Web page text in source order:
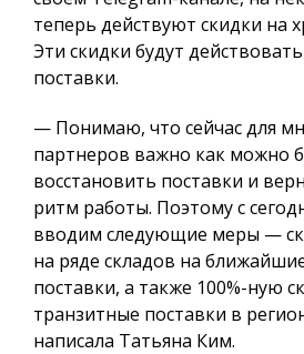
теперь действуют скидки на
Эти скидки будут
поставки.
— Понимаю, что сейчас для
партнеров важно как можно
восстановить поставки и
ритм работы. Поэтому с
вводим следующие меры —
на ряде складов на
поставки, а также 100%-ную
транзитные поставки в
написала Татьяна Ким.